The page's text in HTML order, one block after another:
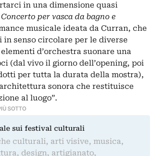
in una dimensione quasi
Concerto per vasca da bagno e
musicale ideata da Curran, che
in senso circolare per le diverse
d’orchestra suonare una
(dal vivo il giorno dell’opening, poi
per tutta la durata della mostra),
sonora che restituisce
al luogo”.
SOTTO
sui festival culturali
culturali, arti visive, musica,
design, artigianato,